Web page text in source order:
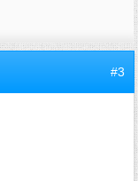
#3